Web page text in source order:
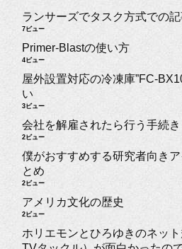
ランサーズでタスク方式での
7ビュー
Primer-Blastの使い方
4ビュー
屋外設置対応の冷凍庫”FC-
い
3ビュー
会社を解雇されたら行う手続
2ビュー
僕がおすすめする研究者向き
とめ
2ビュー
アメリカ文化の歴史
2ビュー
ホリエモンとひろゆきのネッ